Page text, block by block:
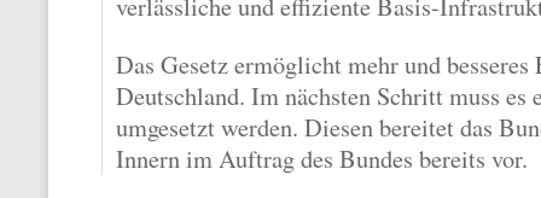
Das Gesetz ermöglicht mehr und
Deutschland. Im nächsten Schritt muss es
umgesetzt werden. Diesen bereitet das
Innern im Auftrag des Bundes bereits vor.